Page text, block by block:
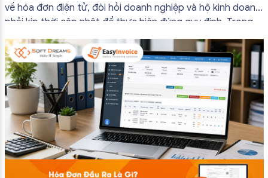
về hóa đơn điện tử, đòi hỏi doanh nghiệp và hộ kinh doanh
phải kịp thời cập nhật để thực hiện đúng quy định. Trong
bài viết này, hóa đơn điện tử EasyInvoice sẽ chia sẻ 13
trường hợp hóa đơn điện tử không cần […]